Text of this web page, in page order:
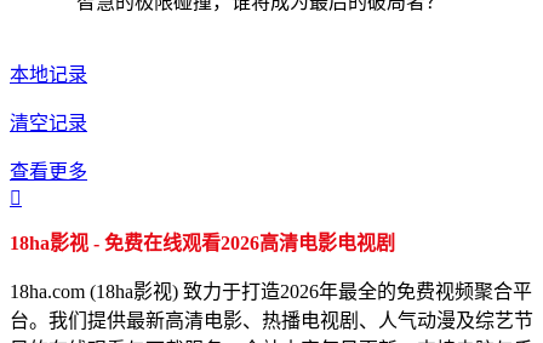
本地记录
清空记录
查看更多

18ha影视 - 免费在线观看2026高清电影电视剧
18ha.com (18ha影视) 致力于打造2026年最全的免费视频聚合平
台。我们提供最新高清电影、热播电视剧、人气动漫及综艺节